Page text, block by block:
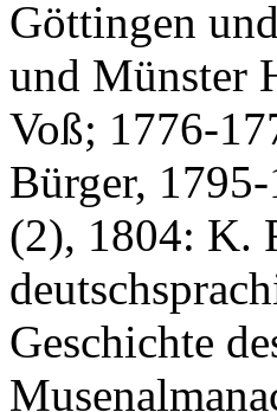
Göttingen
und Münster
Voß; 1776-
Bürger,
(2), 1804: K.
Geschichte